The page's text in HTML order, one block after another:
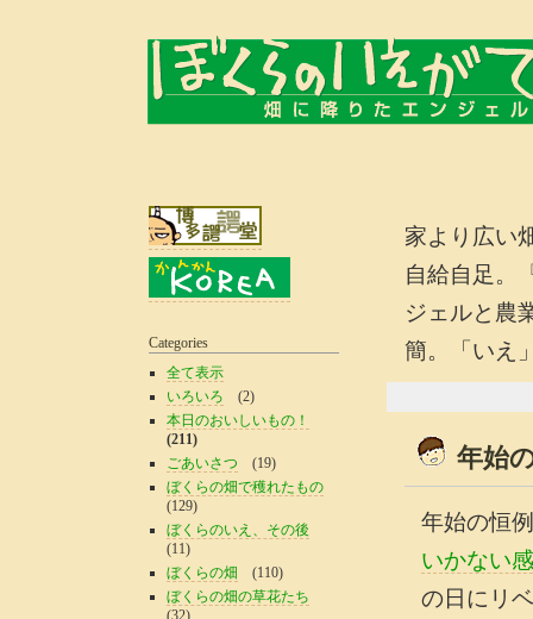
家より広い
自給自足。
ジェルと農
簡。「いえ
年始
年始の恒
いかない
の日にリ
Categories
全て表示
いろいろ (2)
本日のおいしいもの！
(211)
ごあいさつ (19)
ぼくらの畑で穫れたもの
(129)
ぼくらのいえ、その後
(11)
ぼくらの畑
(110)
ぼくらの畑の草花たち
(32)